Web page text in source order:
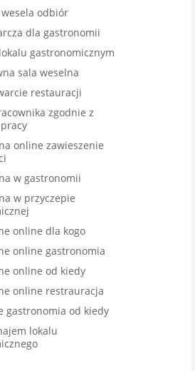
odbiór
dla gastronomii
gastronomicznym
sala weselna
restauracji
zgodnie z
online zawieszenie
w gastronomii
w przyczepie
online dla kogo
online gastronomia
online od kiedy
online restrauracja
gastronomia od kiedy
lokalu